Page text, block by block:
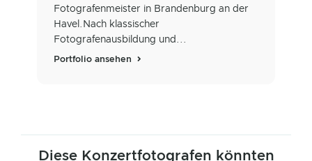
Fotografenmeister in Brandenburg an der
Havel.Nach klassischer
Fotografenausbildung und...
Portfolio ansehen
Diese Konzertfotografen könnten